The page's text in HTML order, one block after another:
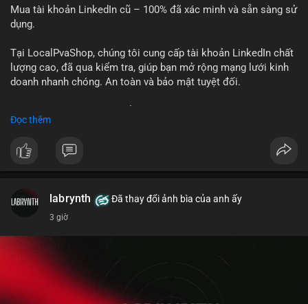
Mua tài khoản LinkedIn cũ – 100% đã xác minh và sẵn sàng sử
dụng.
Tại LocalPvaShop, chúng tôi cung cấp tài khoản LinkedIn chất
lượng cao, đã qua kiểm tra, giúp bạn mở rộng mạng lưới kinh
doanh nhanh chóng. An toàn và bảo mật tuyệt đối.
✅ Phản hồi trong 24 giờ
✅ WhatsApp: +1 (66
215-8938
✅ Email: localpvashop@gmail.com
Đọc thêm
labrynth Đã thay đổi ảnh bìa của anh ấy
3 giờ